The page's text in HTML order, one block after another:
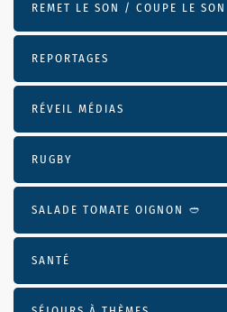
REMET LE SON / COUPE LE SON
REPORTAGES
RÉVEIL MÉDIAS
RUGBY
SALADE TOMATE OIGNON 🥙
SANTÉ